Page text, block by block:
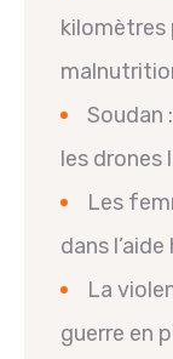
kilomètres
Soudan
les drones
Les
dans
La
guerre en